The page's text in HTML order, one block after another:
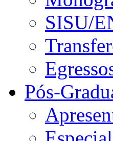
SISU/
Pós-